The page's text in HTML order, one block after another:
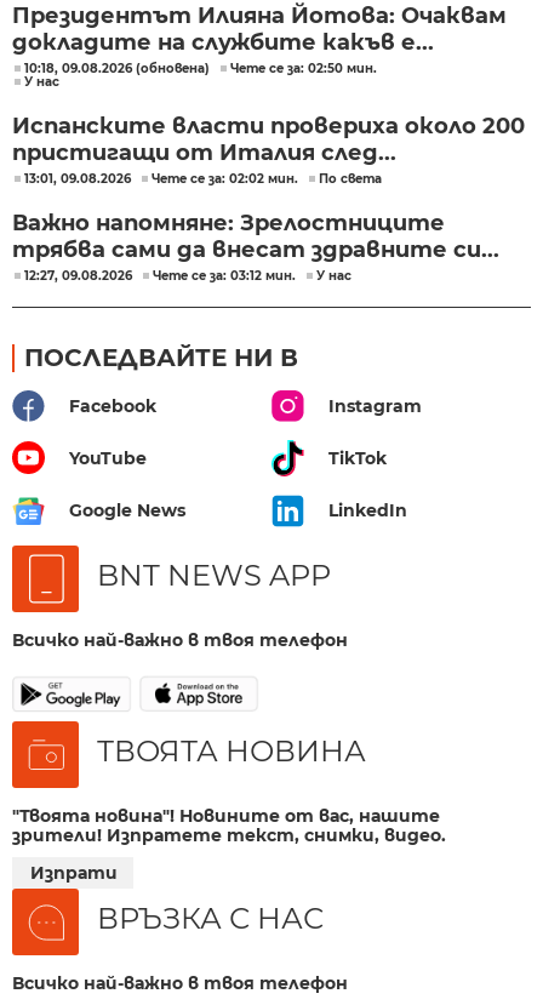
Президентът Илияна Йотова: Очаквам
докладите на службите какъв е...
10:18, 09.08.2026 (обновена)
Чете се за: 02:50 мин.
У нас
Испанските власти провериха около 200
пристигащи от Италия след...
13:01, 09.08.2026 Чете се за: 02:02 мин. По света
Важно напомняне: Зрелостниците
трябва сами да внесат здравните си...
12:27, 09.08.2026 Чете се за: 03:12 мин. У нас
ПОСЛЕДВАЙТЕ НИ В
Facebook Instagram
YouTube TikTok
Google News LinkedIn
BNT NEWS APP
Всичко най-важно в твоя телефон
ТВОЯТА НОВИНА
"Твоята новина"! Новините от вас, нашите
зрители! Изпратете текст, снимки, видео.
Изпрати
ВРЪЗКА С НАС
Всичко най-важно в твоя телефон